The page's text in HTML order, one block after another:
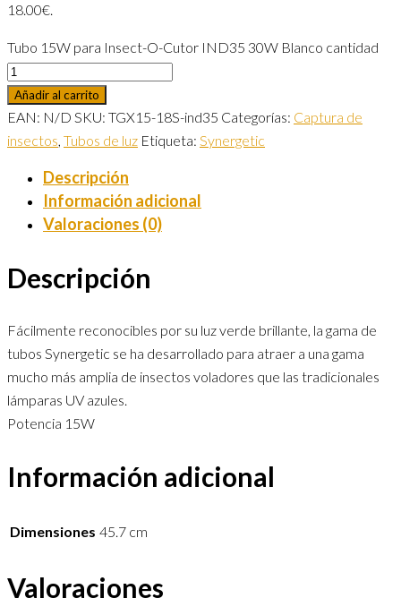
18.00€.
Tubo 15W para Insect-O-Cutor IND35 30W Blanco cantidad
Añadir al carrito
EAN: N/D SKU: TGX15-18S-ind35 Categorías: Captura de
insectos, Tubos de luz Etiqueta: Synergetic
Descripción
Información adicional
Valoraciones (0)
Descripción
Fácilmente reconocibles por su luz verde brillante, la gama de
tubos Synergetic se ha desarrollado para atraer a una gama
mucho más amplia de insectos voladores que las tradicionales
lámparas UV azules.
Potencia 15W
Información adicional
Dimensiones 45.7 cm
Valoraciones